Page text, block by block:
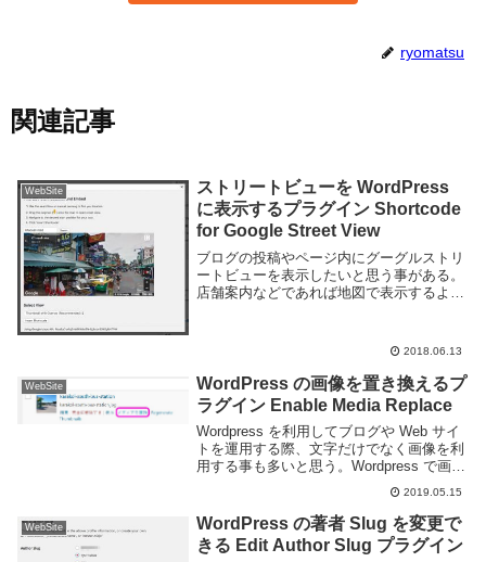
ryomatsu
関連記事
WebSite
ストリートビューを WordPress
に表示するプラグイン Shortcode
for Google Street View
ブログの投稿やページ内にグーグルストリ
ートビューを表示したいと思う事がある。
店舗案内などであれば地図で表示するより
したりするので、ストリートビューを載せ
2018.06.13
WebSite
WordPress の画像を置き換えるプ
ラグイン Enable Media Replace
Wordpress を利用してブログや Web サイ
トを運用する際、文字だけでなく画像を利
用する事も多いと思う。Wordpress で画像
を扱う際に一つ気を付けたいのが「一度ア
ップロードした画像を置き換える事が出来
ない」という点だ。画像に間...
2019.05.15
WebSite
WordPress の著者 Slug を変更で
きる Edit Author Slug プラグイン